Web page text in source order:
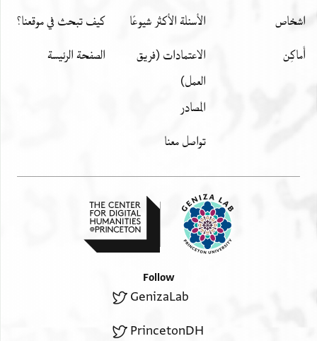
اشخاص
أَماكِن
الأسئلة الأكثر شيوعًا
الاعتمادات (فريق
العمل)
المصادر
تواصل معنا
كيف تبحث في موقعنا؟
الصفحة الرئيسة
Follow
GenizaLab
PrincetonDH